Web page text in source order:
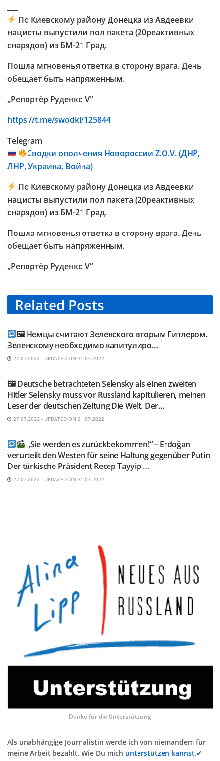
По Киевскому району Донецка из Авдеевки
нацисты выпустили пол пакета (20реактивных
снарядов) из БМ-21 Град.
Пошла мгновенья ответка в сторону врага. День
обещает быть напряженным.
„Репортёр Руденко V“
https://t.me/swodki/125844
Telegram
Сводки ополчения Новороссии Z.O.V. (ДНР,
ЛНР, Украина, Война)
По Киевскому району Донецка из Авдеевки
нацисты выпустили пол пакета (20реактивных
снарядов) из БМ-21 Град.
Пошла мгновенья ответка в сторону врага. День
обещает быть напряженным.
„Репортёр Руденко V“
Related Posts
TELEGRAM KANAL @NEUESAUSRUSSLAND
🖼 Немцы считают Зеленского вторым Гитлером.
Зеленскому необходимо капитулиро…
27.07.2022 - UPDATED ON 31.07.2022
🖼 Deutsche betrachteten Selensky als einen zweiten
Hitler Selensky muss vor Russland kapitulieren, meinen
Leser der deutschen Zeitung Die Welt. Der…
27.07.2022 - UPDATED ON 31.07.2022
„Sie werden es zurückbekommen!“ – Erdoğan
verurteilt den Westen für seine Haltung gegenüber Putin
Der türkische Präsident Recep Tayyip …
27.07.2022 - UPDATED ON 31.07.2022
Danke für die Unterstützung
Als unabhängige Journalistin werde ich von niemandem für
meine Arbeit bezahlt. Wie Du mich unterstützen kannst.✔